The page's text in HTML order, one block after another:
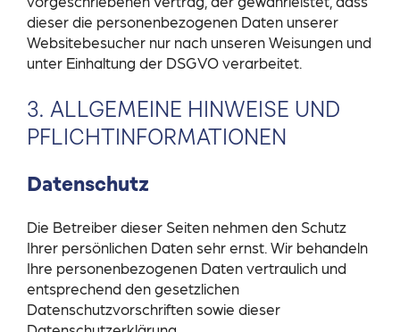
dieser die personenbezogenen Daten unserer
Websitebesucher nur nach unseren Weisungen und
unter Einhaltung der DSGVO verarbeitet.
3. ALLGEMEINE HINWEISE UND
PFLICHT­INFORMATIONEN
Datenschutz
Die Betreiber dieser Seiten nehmen den Schutz
Ihrer persönlichen Daten sehr ernst. Wir behandeln
Ihre personenbezogenen Daten vertraulich und
entsprechend den gesetzlichen
Datenschutzvorschriften sowie dieser